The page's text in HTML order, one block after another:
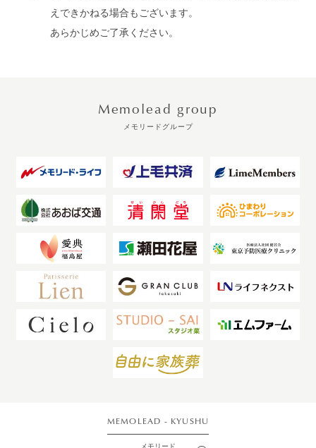
えできかねる場合もございます。
あらかじめご了承ください。
Memolead group
メモリードグループ
MEMOLEAD - KYUSHU